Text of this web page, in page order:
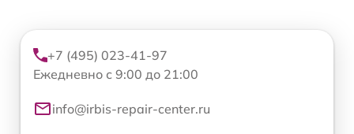
+7 (495) 023-41-97
Ежедневно с 9:00 до 21:00
info@irbis-repair-center.ru